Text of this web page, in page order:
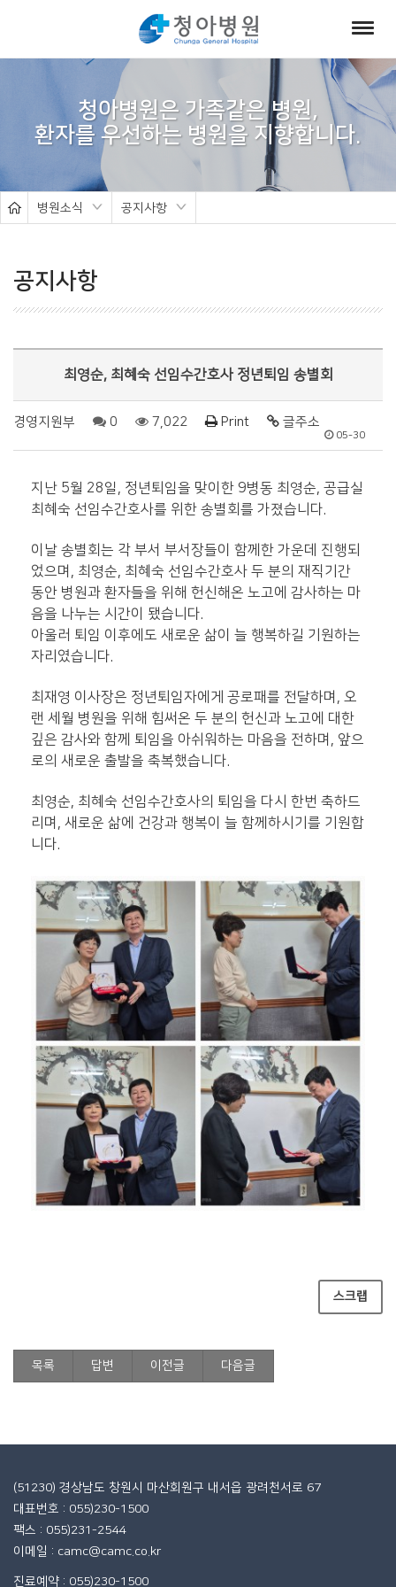
얼
청아병원은 가족같은 병원,
병원소식 공지사항
공지사항
최영순, 최혜숙 선임수간호사 정년퇴임 송별회
경영지원부 0 7,022 Print 글주소
05-30
지난 5월 28일, 정년퇴임을 맞이한 9병동 최영순, 공급실
최혜숙 선임수간호사를 위한 송별회를 가졌습니다.
이날 송별회는 각 부서 부서장들이 함께한 가운데 진행되
었으며, 최영순, 최혜숙 선임수간호사 두 분의 재직기간
동안 병원과 환자들을 위해 헌신해온 노고에 감사하는 마
음을 나누는 시간이 됐습니다.
아울러 퇴임 이후에도 새로운 삶이 늘 행복하길 기원하는
자리였습니다.
최재영 이사장은 정년퇴임자에게 공로패를 전달하며, 오
랜 세월 병원을 위해 힘써온 두 분의 헌신과 노고에 대한
깊은 감사와 함께 퇴임을 아쉬워하는 마음을 전하며, 앞으
로의 새로운 출발을 축복했습니다.
최영순, 최혜숙 선임수간호사의 퇴임을 다시 한번 축하드
리며, 새로운 삶에 건강과 행복이 늘 함께하시기를 기원합
니다.
스크랩
목록 답변 이전글 다음글
(51230) 경상남도 창원시 마산회원구 내서읍 광려천서로 67
대표번호 : 055)230-1500
팩스 : 055)231-2544
이메일 : camc@camc.co.kr
진료예약 : 055)230-1500